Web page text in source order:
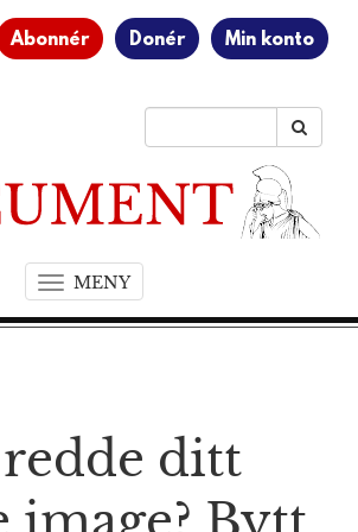
Abonnér Donér Min konto
MENYT
o
a
i
ditt